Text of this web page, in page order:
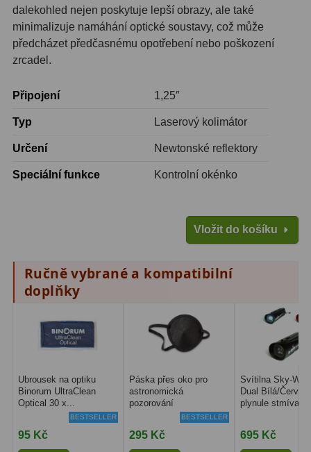
Stativy a pilíře3
10
Ostatní 27
Amici hranoly 45°
Amici hranoly 90°
Pozorovací dalekohledy
Kompaktní11
24
Myslivecké
dalekohled nejen poskytuje lepší obrazy, ale také
minimalizuje namáhání optické soustavy, což může
předcházet předčasnému opotřebení nebo poškození
zrcadel.
Připojení 1,25″
Typ Laserový kolimátor
Určení Newtonské reflektory
Speciální funkce Kontrolní okénko
Vložit do košíku
Ručně vybrané a kompatibilní
doplňky
Ubrousek na optiku
Binorum UltraClean
Optical 30 x...
BESTSELLER
95 Kč
Páska přes oko pro
astronomická
pozorování
BESTSELLER
295 Kč
Svítilna Sky-
Dual Bílá/
plynule
695 Kč